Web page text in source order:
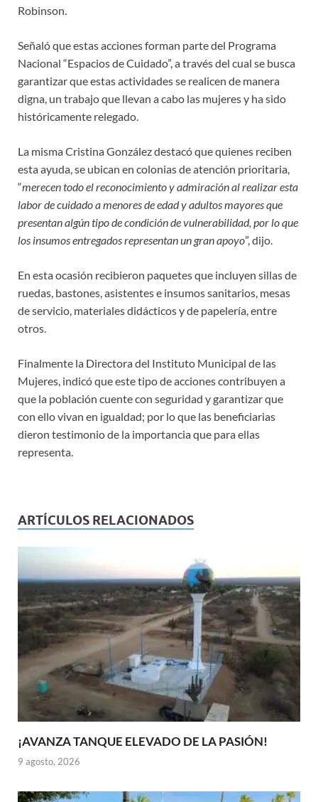
Robinson.
Señaló que estas acciones forman parte del Programa
Nacional “Espacios de Cuidado”, a través del cual se busca
garantizar que estas actividades se realicen de manera
digna, un trabajo que llevan a cabo las mujeres y ha sido
históricamente relegado.
La misma Cristina González destacó que quienes reciben
esta ayuda, se ubican en colonias de atención prioritaria,
“merecen todo el reconocimiento y admiración al realizar esta
labor de cuidado a menores de edad y adultos mayores que
presentan algún tipo de condición de vulnerabilidad, por lo que
los insumos entregados representan un gran apoyo”, dijo.
En esta ocasión recibieron paquetes que incluyen sillas de
ruedas, bastones, asistentes e insumos sanitarios, mesas
de servicio, materiales didácticos y de papelería, entre
otros.
Finalmente la Directora del Instituto Municipal de las
Mujeres, indicó que este tipo de acciones contribuyen a
que la población cuente con seguridad y garantizar que
con ello vivan en igualdad; por lo que las beneficiarias
dieron testimonio de la importancia que para ellas
representa.
ARTÍCULOS RELACIONADOS
¡AVANZA TANQUE ELEVADO DE LA PASIÓN!
9 agosto, 2026